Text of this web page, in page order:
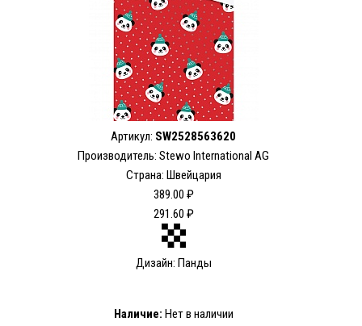
Артикул: SW2528563620
Производитель: Stewo International AG
Страна: Швейцария
389.00 ₽
291.60 ₽
Дизайн: Панды
Наличие: Нет в наличии